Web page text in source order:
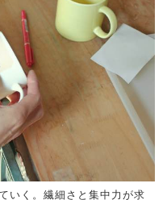
いく。繊細さと集中力が求